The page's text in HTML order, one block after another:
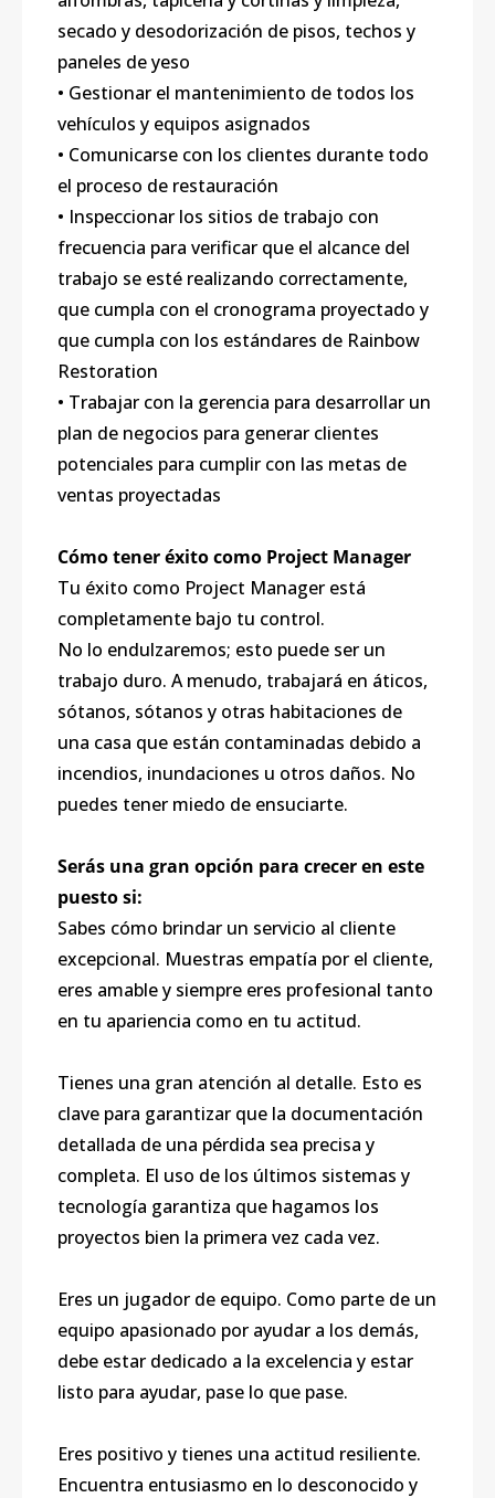
secado y desodorización de pisos, techos y
paneles de yeso
• Gestionar el mantenimiento de todos los
vehículos y equipos asignados
• Comunicarse con los clientes durante todo
el proceso de restauración
• Inspeccionar los sitios de trabajo con
frecuencia para verificar que el alcance del
trabajo se esté realizando correctamente,
que cumpla con el cronograma proyectado y
que cumpla con los estándares de Rainbow
Restoration
• Trabajar con la gerencia para desarrollar un
plan de negocios para generar clientes
potenciales para cumplir con las metas de
ventas proyectadas
Cómo tener éxito como Project Manager
Tu éxito como Project Manager está
completamente bajo tu control.
No lo endulzaremos; esto puede ser un
trabajo duro. A menudo, trabajará en áticos,
sótanos, sótanos y otras habitaciones de
una casa que están contaminadas debido a
incendios, inundaciones u otros daños. No
puedes tener miedo de ensuciarte.
Serás una gran opción para crecer en este
puesto si:
Sabes cómo brindar un servicio al cliente
excepcional. Muestras empatía por el cliente,
eres amable y siempre eres profesional tanto
en tu apariencia como en tu actitud.
Tienes una gran atención al detalle. Esto es
clave para garantizar que la documentación
detallada de una pérdida sea precisa y
completa. El uso de los últimos sistemas y
tecnología garantiza que hagamos los
proyectos bien la primera vez cada vez.
Eres un jugador de equipo. Como parte de un
equipo apasionado por ayudar a los demás,
debe estar dedicado a la excelencia y estar
listo para ayudar, pase lo que pase.
Eres positivo y tienes una actitud resiliente.
Encuentra entusiasmo en lo desconocido y